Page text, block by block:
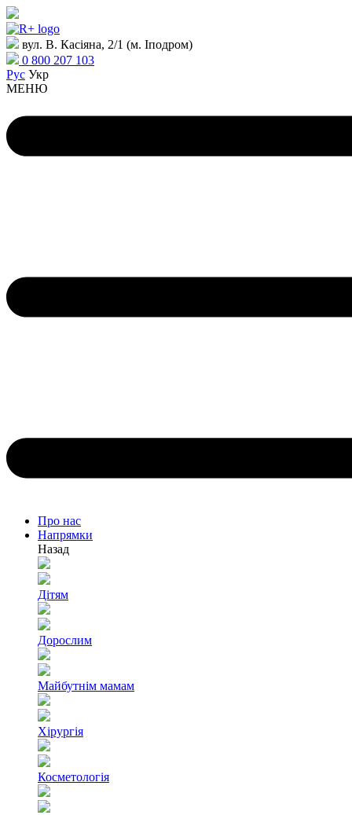
вул. В. Касіяна, 2/1 (м. Іподром)
0 800 207 103
Рус Укр
МЕНЮ
Про нас
Напрямки
Назад
Дітям
Дорослим
Майбутнім мамам
Хірургія
Косметологія